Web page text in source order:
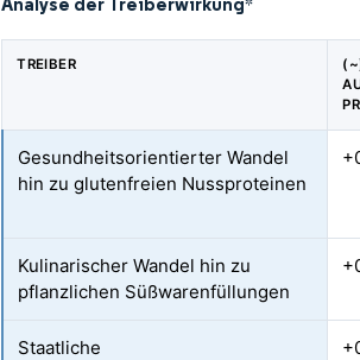
*
TREIBER
Gesundheitsorientierter Wandel
hin zu glutenfreien Nussproteinen
Kulinarischer Wandel hin zu
pflanzlichen Süßwarenfüllungen
Staatliche